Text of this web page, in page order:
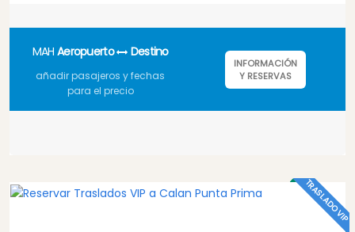
MAH Aeropuerto Destino
añadir pasajeros y fechas
para el precio
INFORMACIÓN
Y RESERVAS
TRASLADO VIP